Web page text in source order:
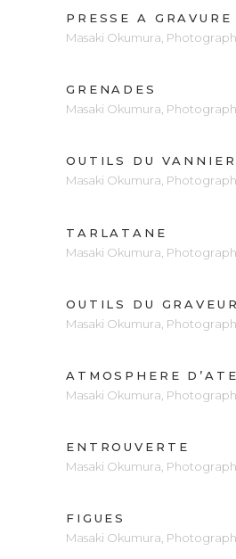
PRESSE A GRAVURE
Masaki Okumura
GRENADES
Masaki Okumura,
OUTILS DU VANNIER
Masaki Okumura,
TARLATANE
Masaki Okumura
OUTILS DU GRAVEUR
Masaki Okumura
ATMOSPHERE
Masaki Okumura
ENTROUVERTE
Masaki Okumura
FIGUES
Masaki Okumura,